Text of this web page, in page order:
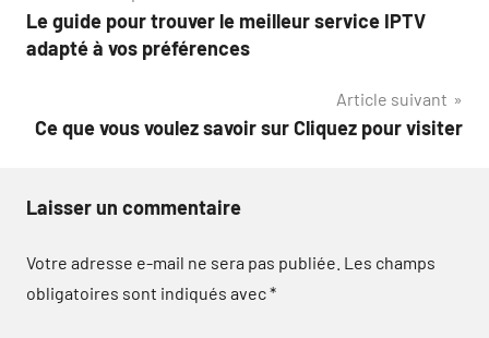
de
Le guide pour trouver le meilleur service IPTV
adapté à vos préférences
Article suivant
Ce que vous voulez savoir sur Cliquez pour visiter
Laisser un commentaire
Votre adresse e-mail ne sera pas publiée. Les champs
obligatoires sont indiqués avec*